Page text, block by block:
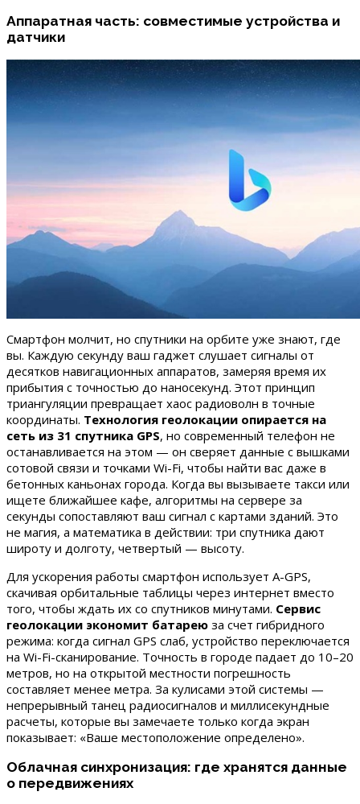
Аппаратная часть: совместимые устройства и
датчики
Смартфон молчит, но спутники на орбите уже знают, где
вы. Каждую секунду ваш гаджет слушает сигналы от
десятков навигационных аппаратов, замеряя время их
прибытия с точностью до наносекунд. Этот принцип
триангуляции превращает хаос радиоволн в точные
координаты. Технология геолокации опирается на
сеть из 31 спутника GPS, но современный телефон не
останавливается на этом — он сверяет данные с вышками
сотовой связи и точками Wi-Fi, чтобы найти вас даже в
бетонных каньонах города. Когда вы вызываете такси или
ищете ближайшее кафе, алгоритмы на сервере за
секунды сопоставляют ваш сигнал с картами зданий. Это
не магия, а математика в действии: три спутника дают
широту и долготу, четвертый — высоту.
Для ускорения работы смартфон использует A-GPS,
скачивая орбитальные таблицы через интернет вместо
того, чтобы ждать их со спутников минутами. Сервис
геолокации экономит батарею за счет гибридного
режима: когда сигнал GPS слаб, устройство переключается
на Wi-Fi-сканирование. Точность в городе падает до 10–20
метров, но на открытой местности погрешность
составляет менее метра. За кулисами этой системы —
непрерывный танец радиосигналов и миллисекундные
расчеты, которые вы замечаете только когда экран
показывает: «Ваше местоположение определено».
Облачная синхронизация: где хранятся данные
о передвижениях